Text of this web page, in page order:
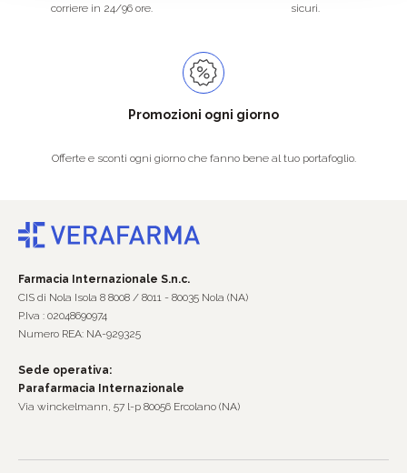
corriere in 24/96 ore.
sicuri.
Promozioni ogni giorno
Offerte e sconti ogni giorno che fanno bene al tuo portafoglio.
Farmacia Internazionale S.n.c.
CIS di Nola Isola 8 8008 / 8011 - 80035 Nola (NA)
P.Iva : 02048690974
Numero REA: NA-929325
Sede operativa:
Parafarmacia Internazionale
Via winckelmann, 57 l-p 80056 Ercolano (NA)